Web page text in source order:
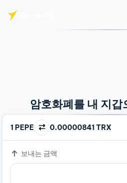
암호화폐를 내 지갑
1 PEPE 0.00000841 TRX
보내는 금액